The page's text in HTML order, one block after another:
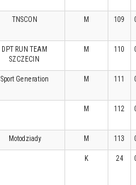
TNSCON M 109
DPT RUN TEAM
SZCZECIN
M 110
Sport Generation M 111
M 112
Motodziady M 113
K 24